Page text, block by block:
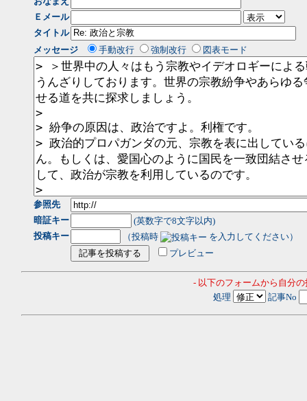
Ｅメール
タイトル
メッセージ
手動改行 強制改行 図表モード
参照先
暗証キー
(英数字で8文字以内)
投稿キー
（投稿時
を入力してください）
プレビュー
- 以下のフォームから自分
処理
記事No